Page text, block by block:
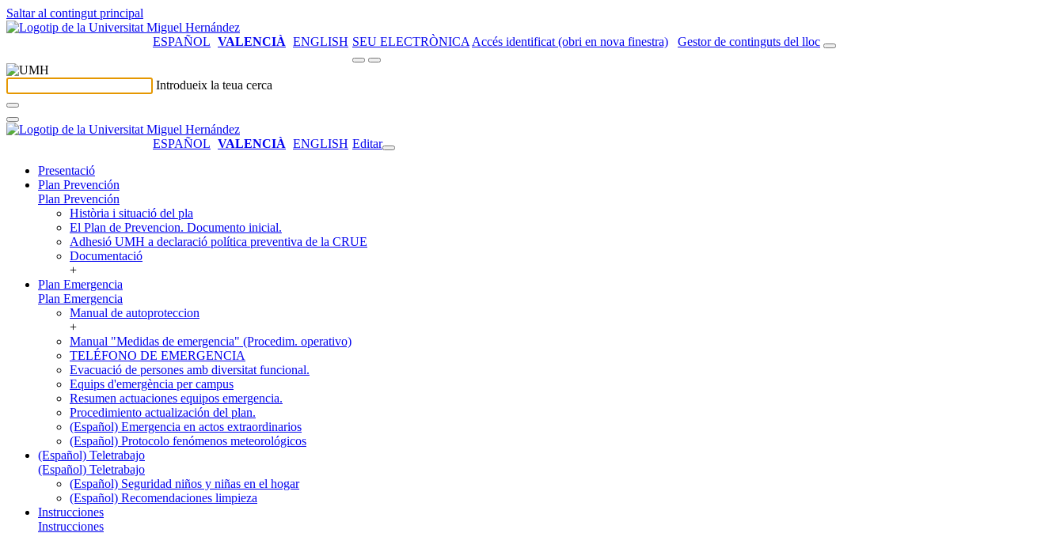
Saltar al contingut principal
ESPAÑOL VALENCIÀ ENGLISH SEU ELECTRÒNICA Accés identificat (obri en nova finestra) Gestor de continguts del lloc
Introdueix la teua cerca
ESPAÑOL VALENCIÀ ENGLISH Editar
Presentació
Plan Prevención
Plan Prevención
Història i situació del pla
El Plan de Prevencion. Documento inicial.
Adhesió UMH a declaració política preventiva de la CRUE
Documentació
+
Plan Emergencia
Plan Emergencia
Manual de autoproteccion
+
Manual "Medidas de emergencia" (Procedim. operativo)
TELÉFONO DE EMERGENCIA
Evacuació de persones amb diversitat funcional.
Equips d'emergència per campus
Resumen actuaciones equipos emergencia.
Procedimiento actualización del plan.
(Español) Emergencia en actos extraordinarios
(Español) Protocolo fenómenos meteorológicos
(Español) Teletrabajo
(Español) Teletrabajo
(Español) Seguridad niños y niñas en el hogar
(Español) Recomendaciones limpieza
Instrucciones
Instrucciones